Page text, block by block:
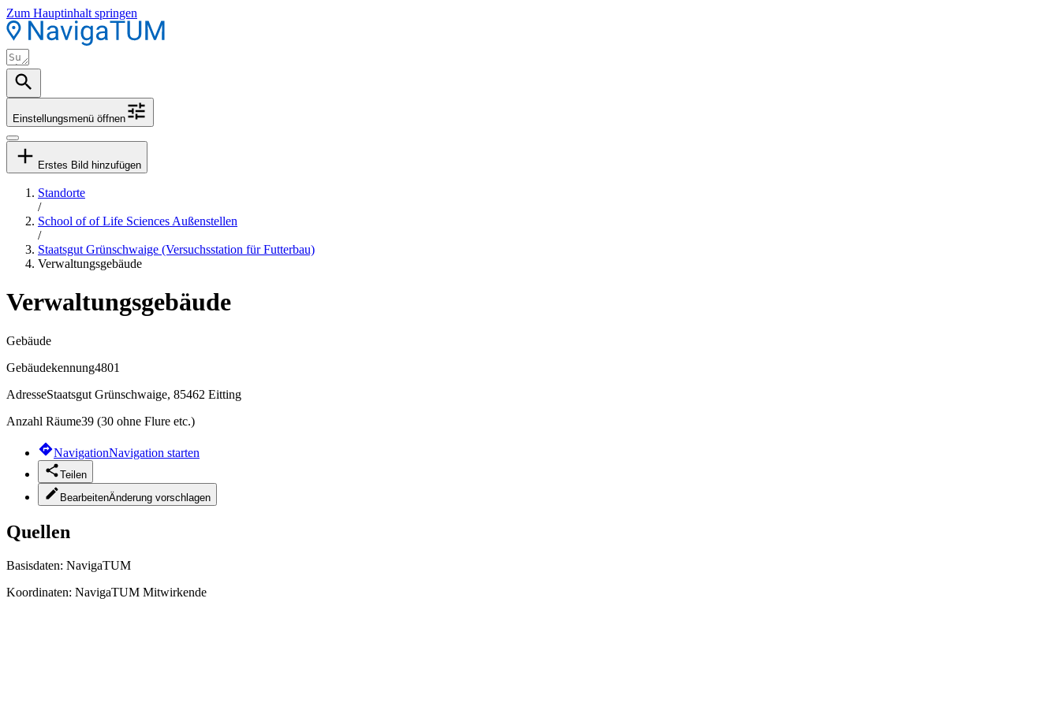
Zum Hauptinhalt springen
Einstellungsmenü öffnen
Erstes Bild hinzufügen
Standorte
/
School of of Life Sciences Außenstellen
/
Staatsgut Grünschwaige (Versuchsstation für Futterbau)
Verwaltungsgebäude
Verwaltungsgebäude
Gebäude
Gebäudekennung4801
AdresseStaatsgut Grünschwaige, 85462 Eitting
Anzahl Räume39 (30 ohne Flure etc.)
NavigationNavigation starten
Teilen
BearbeitenÄnderung vorschlagen
Quellen
Basisdaten: NavigaTUM
Koordinaten: NavigaTUM Mitwirkende